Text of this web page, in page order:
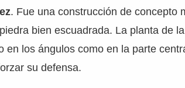
. Fue una construcción de concepto
bien escuadrada. La planta de
en los ángulos como en la parte
su defensa.